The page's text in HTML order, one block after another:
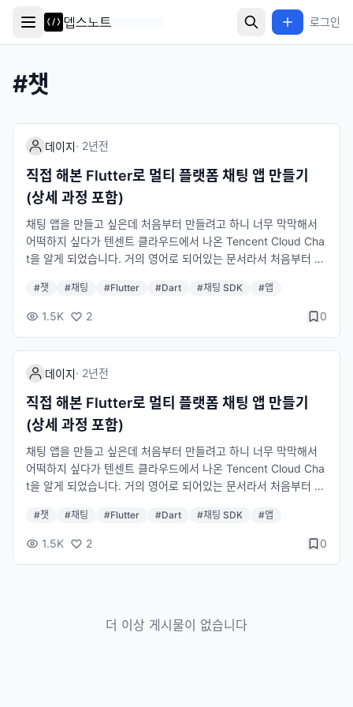
로그인
#챗
데이지· 2년전
직접 해본 Flutter로 멀티 플랫폼 채팅 앱 만들기
(상세 과정 포함)
채팅 앱을 만들고 싶은데 처음부터 만들려고 하니 너무 막막해서
어떡하지 싶다가 텐센트 클라우드에서 나온 Tencent Cloud Cha
t을 알게 되었습니다. 거의 영어로 되어있는 문서라서 처음부터 어
보려고 합니다. 만들면서 이 가이드를 작성했습니다. 참고 문서: T
encent Cloud Chat 홈페이지 Flutter UIKit 문서 기본 앱 만들기
할 수 있는 구글에서 나온 애플리케이션 UI 도구 모음입니다. 저도
완전 초보라 Flutter의 초보 가이드를 보고 했어요. 참고한 Flutter
가이드 저는 Mac에서 실행 시켰고 Flutter 가이드를 따라 4번 [버
튼 추가하기] 까지만 했습니다. 계정 만들기 콘솔 로 들어와 계정
을 만들고 개인 정보 입력하면 끝. 저는 무료 버전으로 할거라 결제
수단은 추가할 필요 없더라고요. 팁: 개인 개발용이라면 구글 계정
이 더 빠릅니다. Free trial 선택 후 Application 만들기 Call, Con
ference, RTC Engine 중에서 필요하신 기능 선택하시고 선택 누
Call과 Chat기능이 포함되어 있네요. Application의 sdkappid
와 secretKey는 초기화 및 로그인에 중요한 정보이니 기억해 두
는게 좋습니다. 테스트 유저 만들기 저는 채팅 기능을 테스트 할거
버튼 누르면 됩니다. package import 다시 아까 만들어 두었던 F
#챗 #채팅 #Flutter #Dart #채팅 SDK #앱
1.5K 2 0
데이지· 2년전
직접 해본 Flutter로 멀티 플랫폼 채팅 앱 만들기
(상세 과정 포함)
채팅 앱을 만들고 싶은데 처음부터 만들려고 하니 너무 막막해서
어떡하지 싶다가 텐센트 클라우드에서 나온 Tencent Cloud Cha
t을 알게 되었습니다. 거의 영어로 되어있는 문서라서 처음부터 어
보려고 합니다. 만들면서 이 가이드를 작성했습니다. 참고 문서: T
encent Cloud Chat 홈페이지 Flutter UIKit 문서 기본 앱 만들기
가이드 저는 Mac에서 실행 시켰고 Flutter 가이드를 따라 4번 [버
#챗 #채팅 #Flutter #Dart #채팅 SDK #앱
1.5K 2 0
더 이상 게시물이 없습니다